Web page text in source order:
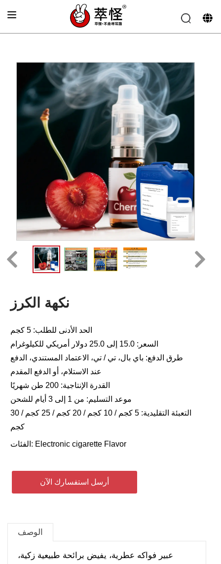
نكهة السجائر الإلكترونية
نكهة الكرز
الحد الأدنى للطلب: 5 كجم
السعر: 15.0 إلى 25.0 دولار أمريكي للكيلوغرام
طرق الدفع: باي بال، تي / تي، الاعتماد المستندي، الدفع
عند الاستلام، أو الدفع المقدم
القدرة الإنتاجية: 200 طن شهريًا
موعد التسليم: من 1 إلى 3 أيام للشحن
التعبئة التقليدية: 5 كجم / 10 كجم / 20 كجم / 25 كجم / 30
كجم
الفئات: Electronic cigarette Flavor
أرسل استفسارك الآن
الوصف
عبير فواكه عطرية، يفيض برائحة طبيعية زكية،